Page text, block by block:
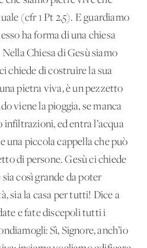
(cfr 1 Pt 2,5). E guardiamo
ha forma di una chiesa
Chiesa di Gesù siamo
chiede di costruire la sua
pietra viva, è un pezzetto
viene la pioggia, se manca
ed entra l’acqua
una piccola cappella che può
di persone. Gesù ci chiede
così grande da poter
sia la casa per tutti! Dice a
e fate discepoli tutti i
Sì, Signore, anch’io